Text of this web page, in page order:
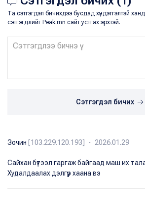
Та сэтгэгдэл бичихдээ бусдад хүндэтгэлтэй
сэтгэгдлийг Peak.mn сайт устгах эрхтэй.
Сэтгэгдэл бичих
Зочин [103.229.120.193] ・ 2026.01.29
Сайхан бүтээл гаргаж байгаад маш их
Худалдаалах дэлгүүр хаана вэ